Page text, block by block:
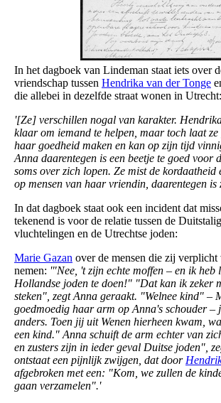
In het dagboek van Lindeman staat iets over
vriendschap tussen Hendrika van der Tonge
die allebei in dezelfde straat wonen in Utrecht:
'[Ze] verschillen nogal van karakter.
klaar om iemand te helpen, maar toch laat
haar goedheid maken en kan op zijn tijd
Anna daarentegen is een beetje te goed voor
soms over zich lopen. Ze mist de kordaatheid
op mensen van haar vriendin, daarentegen is
In dat dagboek staat ook een incident dat
tekenend is voor de relatie tussen de
vluchtelingen en de Utrechtse joden:
Marie Gazan over de mensen die zij verplicht
nemen: '"Nee, 't zijn echte moffen – en ik heb
Hollandse joden te doen!" "Dat kan ik zeker
steken", zegt Anna geraakt. "Welnee kind" –
goedmoedig haar arm op Anna's schouder –
anders. Toen jij uit Wenen hierheen kwam,
een kind." Anna schuift de arm echter van
en zusters zijn in ieder geval Duitse joden",
ontstaat een pijnlijk zwijgen, dat door
afgebroken met een: "Kom, we zullen de
gaan verzamelen".'